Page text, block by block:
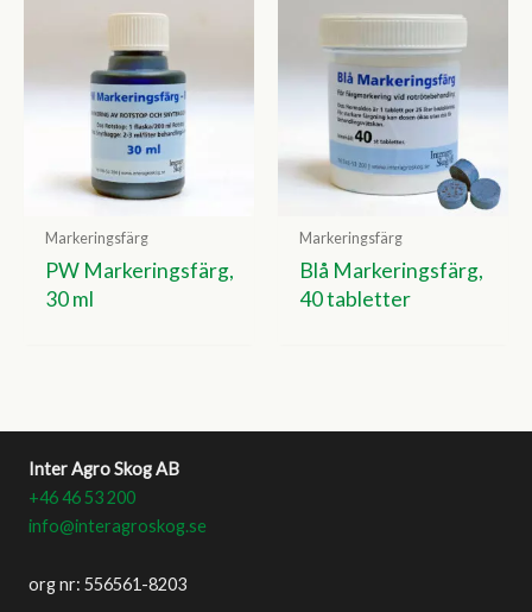
Markeringsfärg
PW Markeringsfärg,
30 ml
Markeringsfärg
Blå Markeringsfärg,
40 tabletter
Inter Agro Skog AB
+46 46 53 200
info@interagroskog.se
org nr: 556561-8203